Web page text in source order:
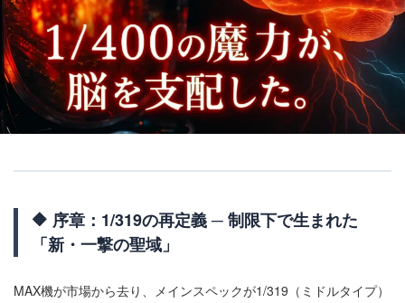
🔶 序章：1/319の再定義 ─ 制限下で生まれた
「新・一撃の聖域」
MAX機が市場から去り、メインスペックが1/319（ミドルタイプ）